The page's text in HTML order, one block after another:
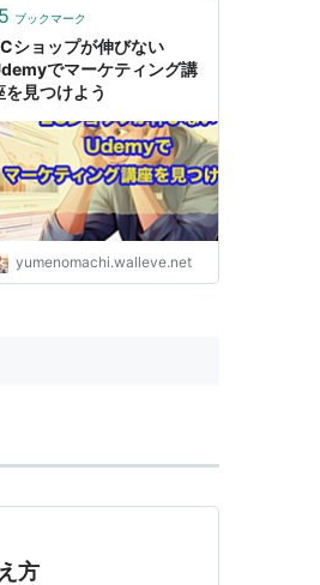
まれています。 プロフィール
こちら このサイトは老後の生...
ブックマーク
ショップが伸びない
でマーケティング講
を見つけよう
yumenomachi.walleve.net
方